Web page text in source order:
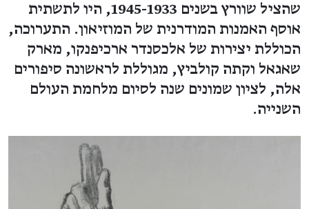
שהציל שוורץ בשנים 1945-1933, היו לתשתית
אוסף האמנות המודרנית של המוזיאון. התערוכה,
הכוללת יצירות של אלכסנדר ארכיפנקו, מארק
שאגאל וקתה קולביץ, מגוללת לראשונה סיפורים
אלה, לציון שמונים שנה לסיום מלחמת העולם
השנייה.